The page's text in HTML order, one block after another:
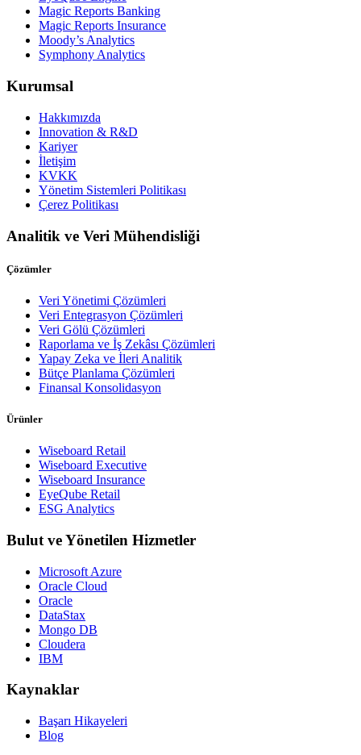
Magic Reports Banking
Magic Reports Insurance
Moody’s Analytics
Symphony Analytics
Kurumsal
Hakkımızda
Innovation & R&D
Kariyer
İletişim
KVKK
Yönetim Sistemleri Politikası
Çerez Politikası
Analitik ve Veri Mühendisliği
Çözümler
Veri Yönetimi Çözümleri
Veri Entegrasyon Çözümleri
Veri Gölü Çözümleri
Raporlama ve İş Zekâsı Çözümleri
Yapay Zeka ve İleri Analitik
Bütçe Planlama Çözümleri
Finansal Konsolidasyon
Ürünler
Wiseboard Retail
Wiseboard Executive
Wiseboard Insurance
EyeQube Retail
ESG Analytics
Bulut ve Yönetilen Hizmetler
Microsoft Azure
Oracle Cloud
Oracle
DataStax
Mongo DB
Cloudera
IBM
Kaynaklar
Başarı Hikayeleri
Blog